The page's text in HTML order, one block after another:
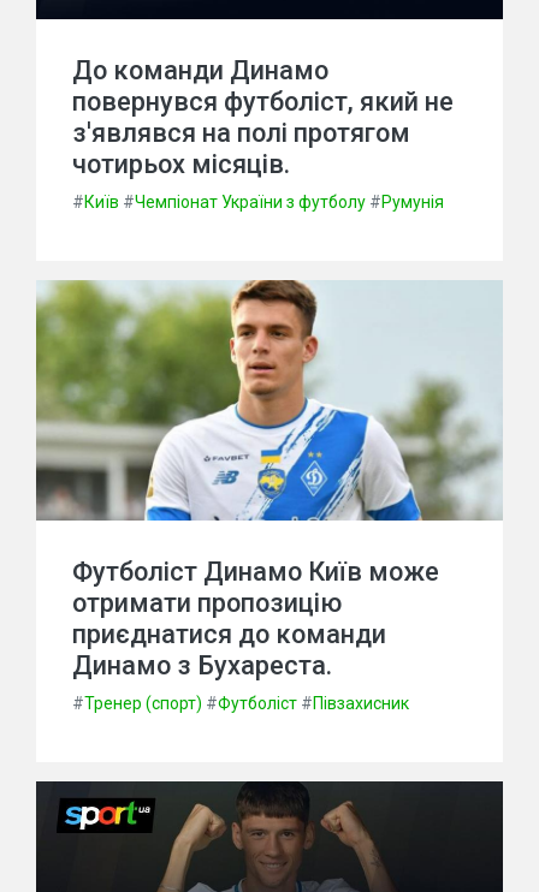
До команди Динамо
повернувся футболіст, який не
з'являвся на полі протягом
чотирьох місяців.
#Київ #Чемпіонат України з футболу #Румунія
Футболіст Динамо Київ може
отримати пропозицію
приєднатися до команди
Динамо з Бухареста.
#Тренер (спорт) #Футболіст #Півзахисник